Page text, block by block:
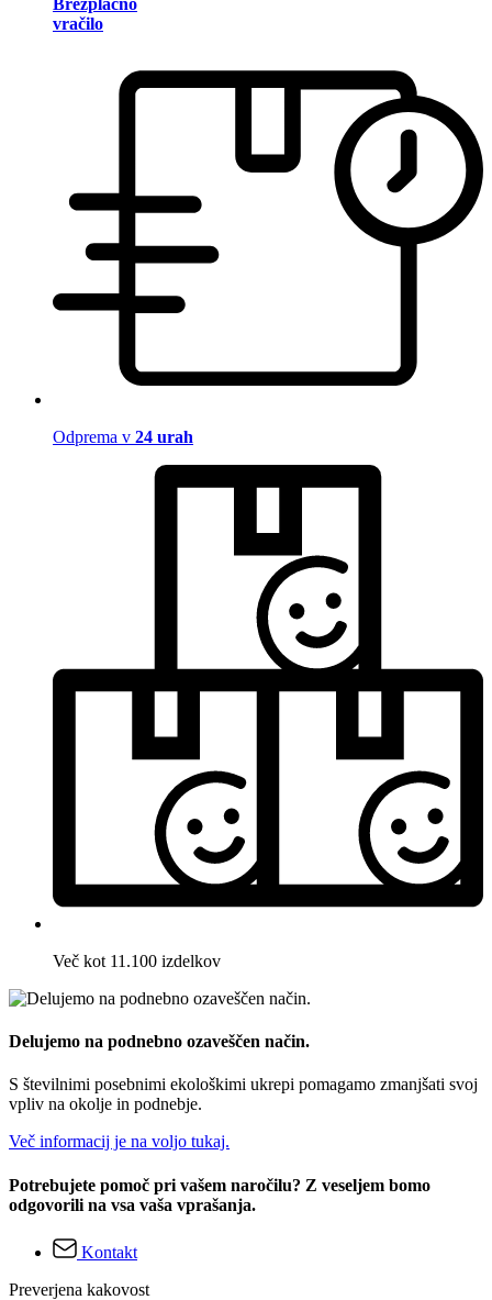
Brezplačno
vračilo
Odprema v 24 urah
Več kot 11.100 izdelkov
Delujemo na podnebno ozaveščen način.
S številnimi posebnimi ekološkimi ukrepi pomagamo zmanjšati svoj
vpliv na okolje in podnebje.
Več informacij je na voljo tukaj.
Potrebujete pomoč pri vašem naročilu? Z veseljem bomo
odgovorili na vsa vaša vprašanja.
Kontakt
Preverjena kakovost